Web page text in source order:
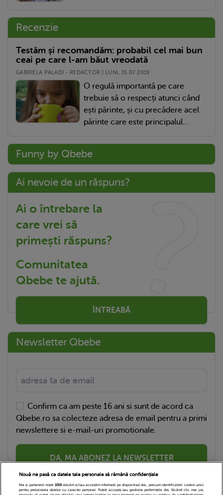
Recenzie
Testăm și recomandăm: probabil cel mai bun
ceai pe care l-am băut vreodată
GABRIELA PALADI - REDACTOR | LUNI, 15.07.2019
O regulă importantă pe care
trebuie să o respecți atunci când
ești părinte, și cu precădere acel
părinte care este principalul...
Funny by Qbebe
Ai nevoie de un răspuns?
Ai o întrebare la
care vrei să
primești răspuns?
Comunitatea
Qbebe te ajută.
ÎNTREABĂ
Newsletter Qbebe
Confirm ca am peste 16 ani si sunt de acord ca
Qbebe.ro sa colecteze adresa de email pentru a primi
newslettere si e-mail-uri promotionale.
DA, MA ABONEZ LA NEWSLETTER
Nouă ne pasă ca datele tale personale să rămână confidențiale
Noi și partenerii noștri 1019stocăm și/sau accesăm informații pe dispozitivul dvs., precum identificatorii cookie unici
pentru prelucrarea datelor cu caracter personal. Puteți accepta sau gestiona preferințele dvs. făcând clic mai jos,